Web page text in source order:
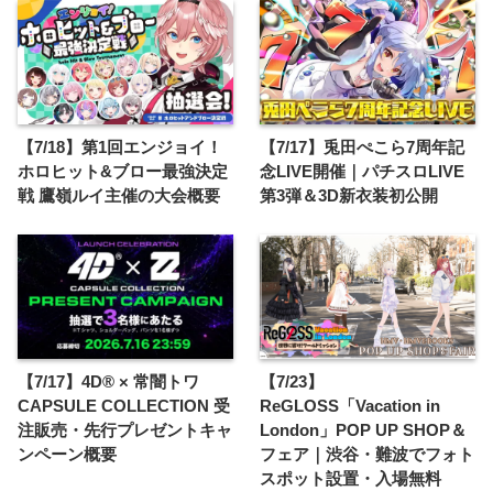
【7/18】第1回エンジョイ！
ホロヒット&ブロー最強決定
戦 鷹嶺ルイ主催の大会概要
【7/17】兎田ぺこら7周年記
念LIVE開催｜パチスロLIVE
第3弾＆3D新衣装初公開
【7/17】4D® × 常闇トワ
CAPSULE COLLECTION 受
注販売・先行プレゼントキャ
ンペーン概要
【7/23】
ReGLOSS「Vacation in
London」POP UP SHOP＆
フェア｜渋谷・難波でフォト
スポット設置・入場無料